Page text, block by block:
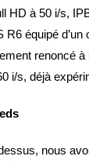
HD à 50 i/s,
équipé d’un
renoncé
i/s, déjà
nous